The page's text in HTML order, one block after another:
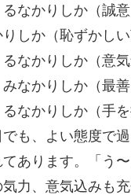
なかりしか（誠
しか（恥ずかし
なかりしか（意
なかりしか（最善
なかりしか（手を
も、よい態度で
あります。「う
力、意気込みも